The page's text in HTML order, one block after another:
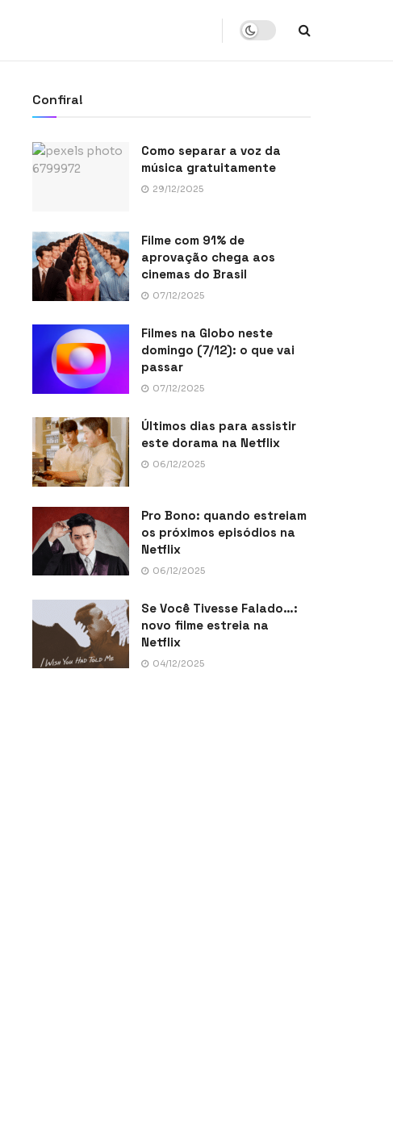
Confira!
Como separar a voz da
música gratuitamente
29/12/2025
Filme com 91% de
aprovação chega aos
cinemas do Brasil
07/12/2025
Filmes na Globo neste
domingo (7/12): o que vai
passar
07/12/2025
Últimos dias para assistir
este dorama na Netflix
06/12/2025
Pro Bono: quando estreiam
os próximos episódios na
Netflix
06/12/2025
Se Você Tivesse Falado…:
novo filme estreia na
Netflix
04/12/2025